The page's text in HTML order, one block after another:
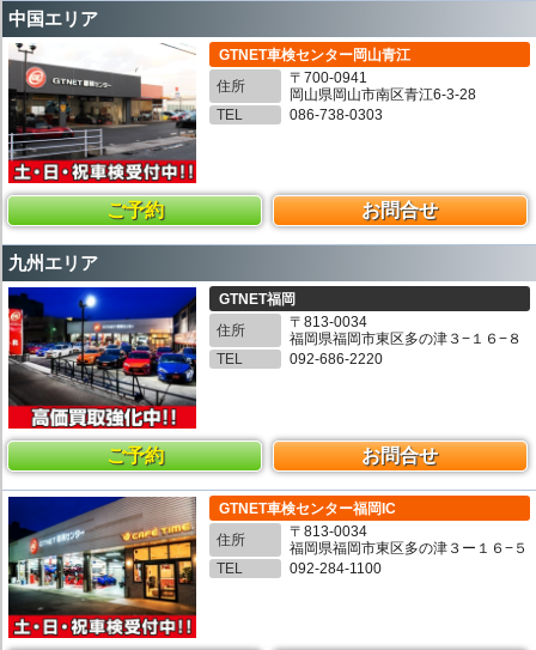
中国エリア
GTNET車検センター岡山青江
住所
〒700-0941
岡山県岡山市南区青江6-3-28
TEL
086-738-0303
ご予約 お問合せ
九州エリア
GTNET福岡
住所
〒813-0034
福岡県福岡市東区多の津３−１６−８
TEL
092-686-2220
ご予約 お問合せ
GTNET車検センター福岡IC
住所
〒813-0034
福岡県福岡市東区多の津３ー１６−５
TEL
092-284-1100